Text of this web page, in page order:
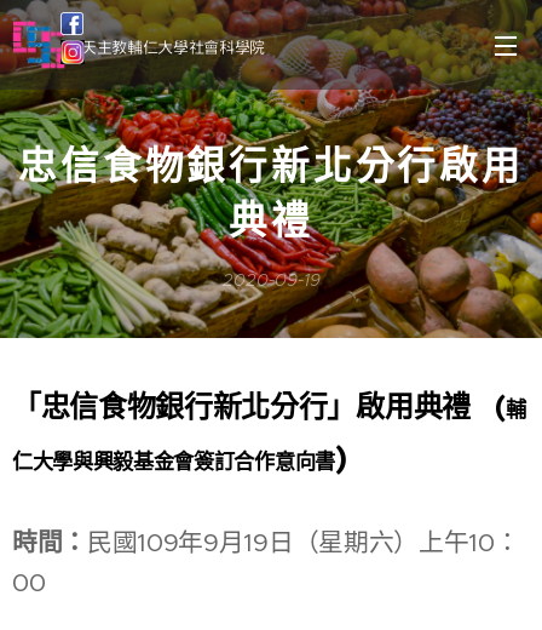
天主教輔仁大學社會科學院
忠信食物銀行新北分行啟用
典禮
2020-09-19
「忠信食物銀行新北分行」啟用典禮(輔
仁大學與興毅基金會簽訂合作意向書)
時間： 民國109年9月19日（星期六）上午10：
00